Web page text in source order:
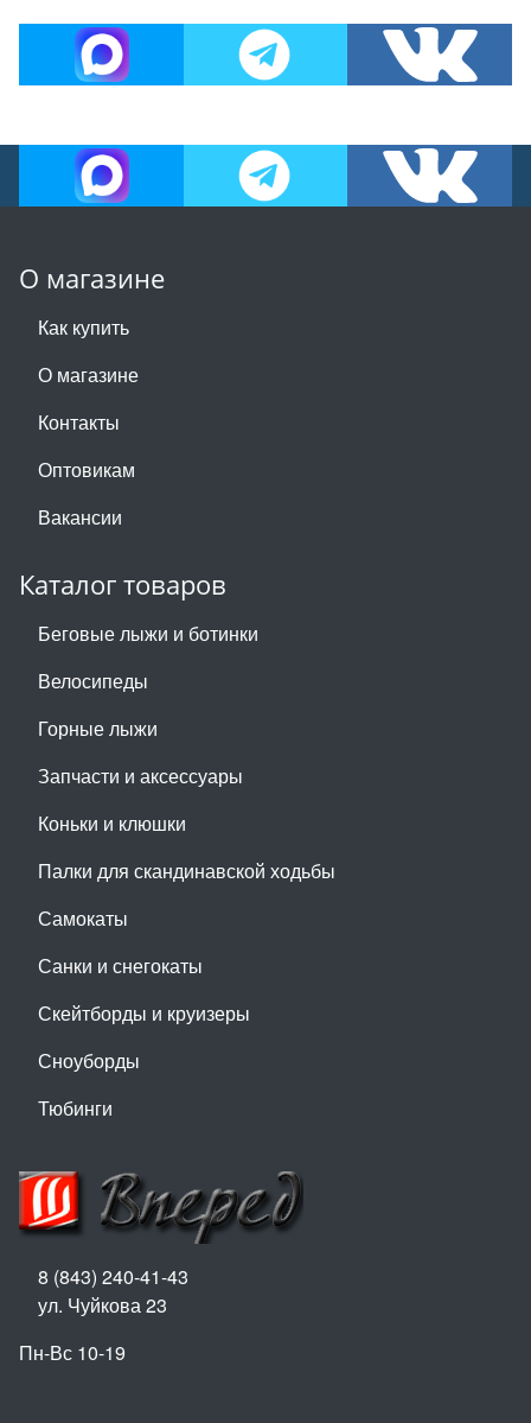
О магазине
Как купить
О магазине
Контакты
Оптовикам
Вакансии
Каталог товаров
Беговые лыжи и ботинки
Велосипеды
Горные лыжи
Запчасти и аксессуары
Коньки и клюшки
Палки для скандинавской ходьбы
Самокаты
Санки и снегокаты
Скейтборды и круизеры
Сноуборды
Тюбинги
8 (843) 240-41-43
ул. Чуйкова 23
Пн-Вс 10-19